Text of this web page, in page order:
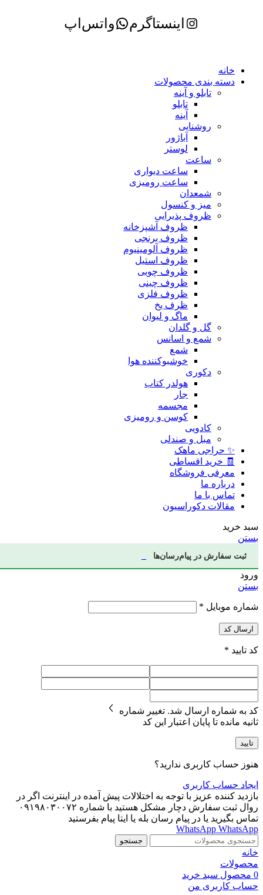
اینستاگرم واتس‌اپ
خانه
دسته بندی محصولات
تابلو و آینه
تابلو
آینه
روشنایی
آباژور
لوستر
ساعت
ساعت دیواری
ساعت رومیزی
شمعدان
میز و کنسول
ظروف پذیرایی
ظروف آشپزخانه
ظروف برنجی
ظروف آلومینیوم
ظروف استیل
ظروف چوبی
ظروف چینی
ظروف فلزی
ظرف یخ
ماگ و لیوان
گل و گلدان
شمع و اسانس
شمع
خوشبوکننده هوا
دکوری
هولدر کتاب
جار
مجسمه
کوسن و رومیزی
کادویی
مبل و صندلی
✨ حراجی ماهک
🧾 خرید اقساطی
معرفی فروشگاه
درباره ما
تماس با ما
مقالات دکوراسیون
سبد خرید
بستن
ثبت سفارش در پیام‌رسان‌ها
ورود
بستن
شماره موبایل *
ارسال کد
کد تایید *
کد به شماره ارسال شد. تغییر شماره
ثانیه مانده تا پایان اعتبار این کد
تایید
هنوز حساب کاربری ندارید؟
ایجاد حساب کاربری
بازدید کننده عزیز با توجه به اختلالات پیش آمده در اینترنت اگر در
روال ثبت سفارش دچار مشکل هستید با شماره ۰۹۱۹۸۰۳۰۰۷۲
تماس بگیرید یا در پیام رسان بله یا ایتا پیام بفرستید
WhatsApp WhatsApp
جستجو
خانه
محصولات
0 محصول سبد خرید
حساب کاربری من